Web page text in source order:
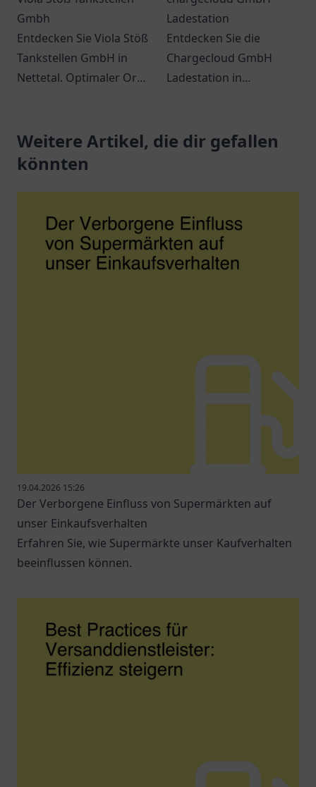
Gmbh
Entdecken Sie Viola Stöß
Tankstellen GmbH in
Nettetal. Optimaler Ort
angenehmem Ambiente.
Ladestation
Entdecken Sie die
Chargecloud GmbH
Ladestation in
zum Laden von
Elektroautos.
Weitere Artikel, die dir gefallen
könnten
19.04.2026 15:26
Der Verborgene Einfluss von Supermärkten auf
unser Einkaufsverhalten
Erfahren Sie, wie Supermärkte unser Kaufverhalten
beeinflussen können.